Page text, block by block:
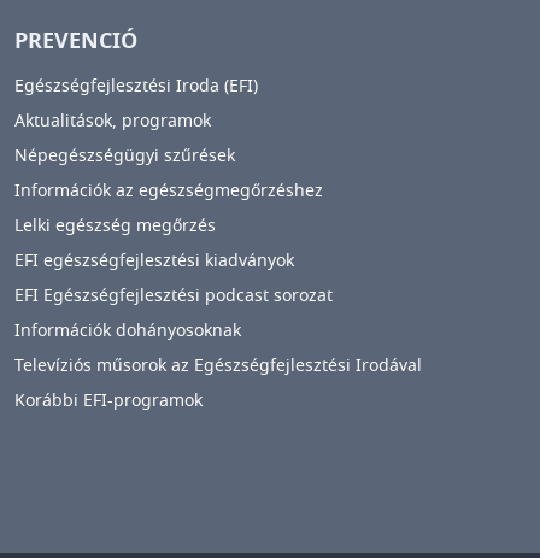
PREVENCIÓ
Egészségfejlesztési Iroda (EFI)
Aktualitások, programok
Népegészségügyi szűrések
Információk az egészségmegőrzéshez
Lelki egészség megőrzés
EFI egészségfejlesztési kiadványok
EFI Egészségfejlesztési podcast sorozat
Információk dohányosoknak
Televíziós műsorok az Egészségfejlesztési Irodával
Korábbi EFI-programok